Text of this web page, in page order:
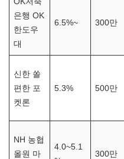
은행 OK
한도우
대
6.5%~ 300만
신한 쏠
편한 포
켓론
5.3% 500만
NH 농협
올원 마
4.0~5.1
300만